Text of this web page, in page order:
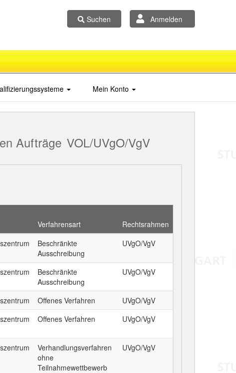
Suchen Anmelden
Mein Konto
Aufträge VOL/UVgO/VgV
Verfahrensart
Rechtsrahmen
Beschränkte
Ausschreibung
UVgO/VgV
Beschränkte
Ausschreibung
UVgO/VgV
Offenes Verfahren
UVgO/VgV
Offenes Verfahren UVgO/VgV
Verhandlungsverfahren
ohne
Teilnahmewettbewerb
UVgO/VgV